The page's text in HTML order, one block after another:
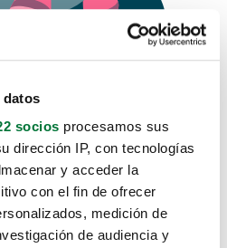
datos
socios procesamos sus
dirección IP, con tecnologías
y acceder la
con el fin de ofrecer
medición de
de audiencia y
sabemos como
hasta aquí.